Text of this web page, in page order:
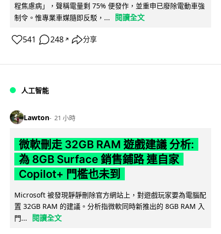
程焦慮病」，聲稱電量剩 75% 便發作，並重申已廢除電動車強
制令。惟專業車媒隨即反駁，...
閱讀全文
541 248 ↗ 分享
人工智能
Lawton 21 小時
微軟刪走 32GB RAM 遊戲建議 分析:
為 8GB Surface 銷售鋪路 連自家
Copilot+ 門檻也未到
Microsoft 被發現靜靜刪除官方網站上，對遊戲玩家要為電腦配
置 32GB RAM 的建議。分析指微軟同時新推出的 8GB RAM 入
門...
閱讀全文